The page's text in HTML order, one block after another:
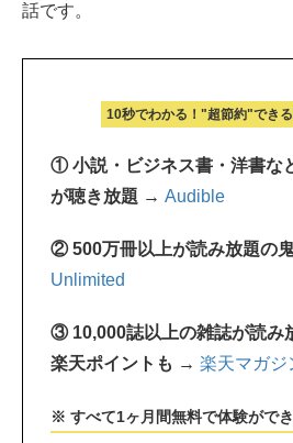
話です。
10秒でわかる！"超節約"でき
① 小説・ビジネス書・洋書な
が聴き放題 → Audible
② 500万冊以上が読み放題の
Unlimited
③ 10,000誌以上の雑誌が読み
楽天ポイントも → 楽天マガジ
※ すべて1ヶ月間無料で体験がで